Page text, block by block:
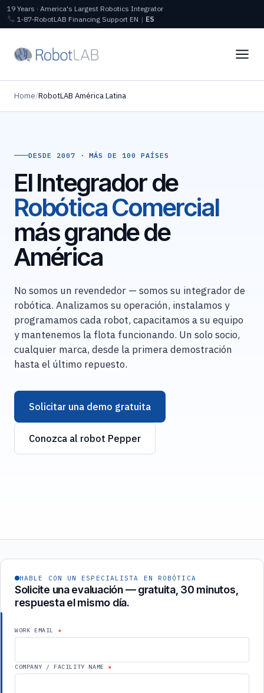
19 Years · America's Largest Robotics Integrator
1‑87‑RobotLAB Financing Support EN | ES
Home/RobotLAB América Latina
DESDE 2007 · MÁS DE 100 PAÍSES
El Integrador de
Robótica Comercial
más grande de
América
No somos un revendedor — somos su integrador de
robótica. Analizamos su operación, instalamos y
programamos cada robot, capacitamos a su equipo
y mantenemos la flota funcionando. Un solo socio,
cualquier marca, desde la primera demostración
hasta el último repuesto.
Solicitar una demo gratuita
Conozca al robot Pepper
EXPERIENCIA
HABLE CON UN ESPECIALISTA EN ROBÓTICA
Solicite una evaluación — gratuita, 30 minutos,
respuesta el mismo día.
WORK EMAIL
COMPANY / FACILITY NAME